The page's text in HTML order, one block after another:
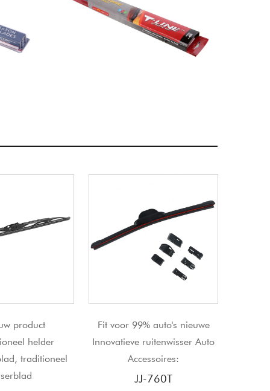
99% auto's nieuwe
ruitenwisser Auto
Accessoires:
JJ-760T
Ruitenwisserblad voor alle
weersomstandigheden,
automatisch ruitenwisserblad,
automatische ruitenwisser